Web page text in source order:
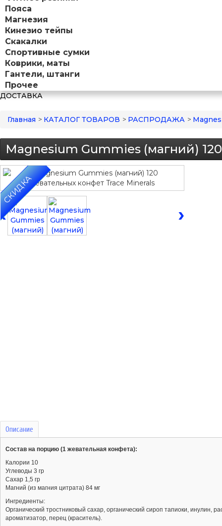
Пояса
Магнезия
Кинезио тейпы
Скакалки
Спортивные сумки
Коврики, маты
Гантели, штанги
Прочее
ДОСТАВКА
Главная > КАТАЛОГ ТОВАРОВ > РАСПРОДАЖА >
Magnesium Gummies (магний)
СКИДКА
‹ ›
Описание
Состав на порцию (1 жевательная конфета):
Калории 10
Углеводы 3 гр
Сахар 1,5 гр
Магний (из магния цитрата) 84 мг
Ингредиенты:
Органический тростниковый сахар, органический сироп тапиоки, инулин,
ароматизатор, перец (краситель).